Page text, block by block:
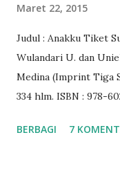
Maret 22, 2015
Judul : Anakku Tiket
Wulandari U. dan
Medina (Imprint Tiga
334 hlm. ISBN : 978-
BERBAGI 7